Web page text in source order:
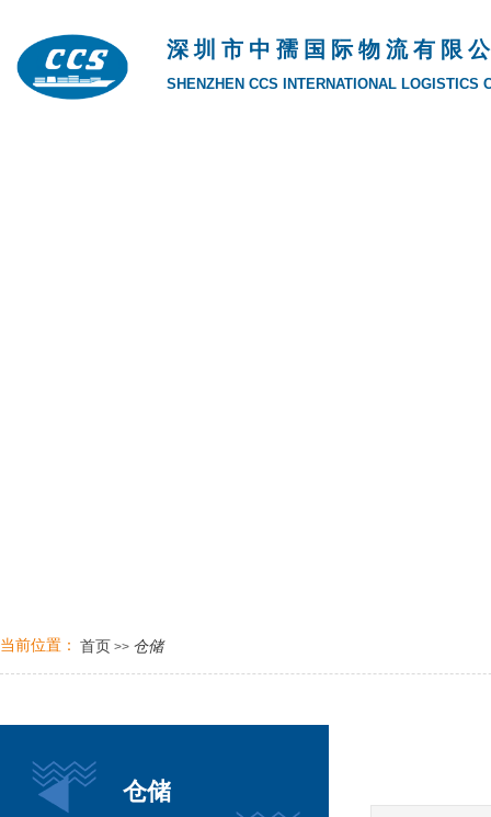
深 圳 市 中 孺 国 际 物 流 有 限
SHENZHEN CCS INTERNATIONAL LOGISTICS
当前位置： 首页 >> 仓储
仓储